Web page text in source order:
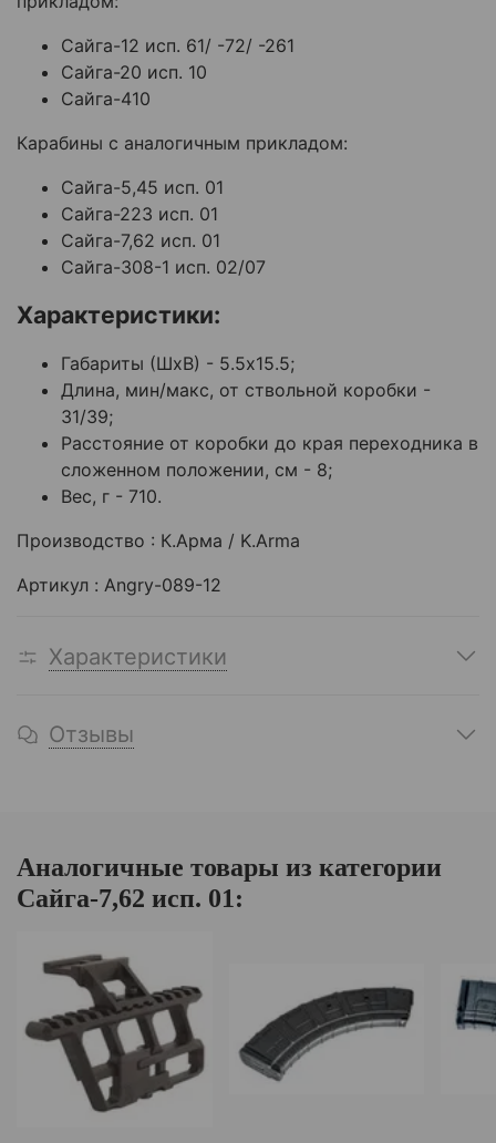
Сайга-12 исп. 61/ -72/ -261
Сайга-20 исп. 10
Сайга-410
Карабины с аналогичным прикладом:
Сайга-5,45 исп. 01
Сайга-223 исп. 01
Сайга-7,62 исп. 01
Сайга-308-1 исп. 02/07
Характеристики:
Габариты (ШхВ) - 5.5х15.5;
Длина, мин/макс, от ствольной коробки -
31/39;
Расстояние от коробки до края переходника в
сложенном положении, см - 8;
Вес, г - 710.
Производство : К.Арма / K.Arma
Артикул : Angry-089-12
Характеристики
Отзывы
Аналогичные товары из категории
Сайга-7,62 исп. 01: